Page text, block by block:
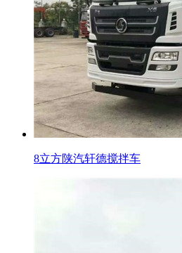
8立方陕汽轩德搅拌车